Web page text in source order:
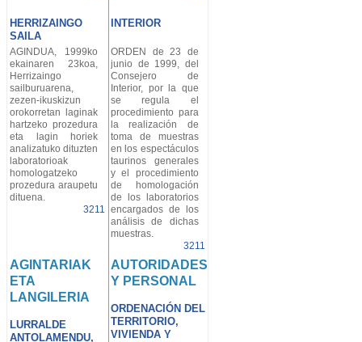
HERRIZAINGO
SAILA
INTERIOR
AGINDUA, 1999ko
ekainaren 23koa,
Herrizaingo
sailburuarena,
zezen-ikuskizun
orokorretan laginak
hartzeko prozedura
eta lagin horiek
analizatuko dituzten
laboratorioak
homologatzeko
prozedura araupetu
dituena.
3211
ORDEN de 23 de
junio de 1999, del
Consejero de
Interior, por la que
se regula el
procedimiento para
la realización de
toma de muestras
en los espectáculos
taurinos generales
y el procedimiento
de homologación
de los laboratorios
encargados de los
análisis de dichas
muestras.
3211
AGINTARIAK
ETA
LANGILERIA
LURRALDE
ANTOLAMENDU,
AUTORIDADES
Y PERSONAL
ORDENACIÓN DEL
TERRITORIO,
VIVIENDA Y